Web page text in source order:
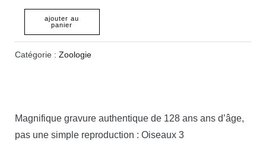
ajouter au
panier
Catégorie : Zoologie
Magnifique gravure authentique de 128 ans ans d’âge,
pas une simple reproduction : Oiseaux 3